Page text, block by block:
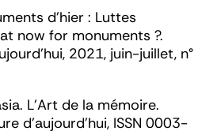
d'hier : Luttes
now for monuments ?.
2021, juin-juillet, n°
L'Art de la mémoire.
d'aujourd'hui, ISSN 0003-